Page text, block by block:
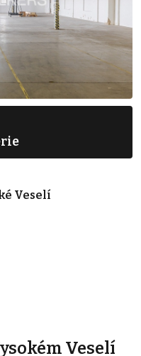
Veselí
Veselí